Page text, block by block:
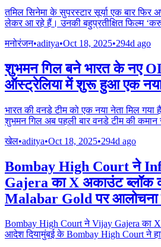
तमिल सिनेमा के सुपरस्टार सूर्या एक बार
लेकर आ रहे हैं। उनकी बहुप्रतीक्षित फिल्म
मनोरंजन•aditya•Oct 18, 2025•294d ago
शुभमन गिल बने भारत के नए
ऑस्ट्रेलिया में शुरू हुआ एक
भारत की वनडे टीम को एक नया नेता मिल
शुभमन गिल अब पहली बार वनडे टीम की
खेल•aditya•Oct 18, 2025•294d ago
Bombay High Court ने
Gajera का X अकाउंट ब्लॉक
Malabar Gold पर आलोचना
Bombay High Court ने Vijay Gajera का
आदेश दियामुंबई के Bombay High Court ने